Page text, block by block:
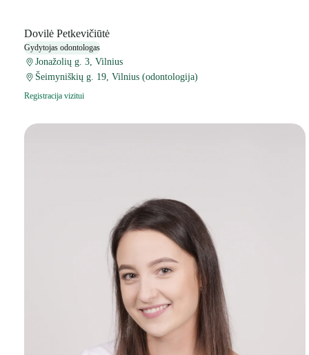
Dovilė Petkevičiūtė
Gydytojas odontologas
Jonažolių g. 3, Vilnius
Šeimyniškių g. 19, Vilnius (odontologija)
Registracija vizitui